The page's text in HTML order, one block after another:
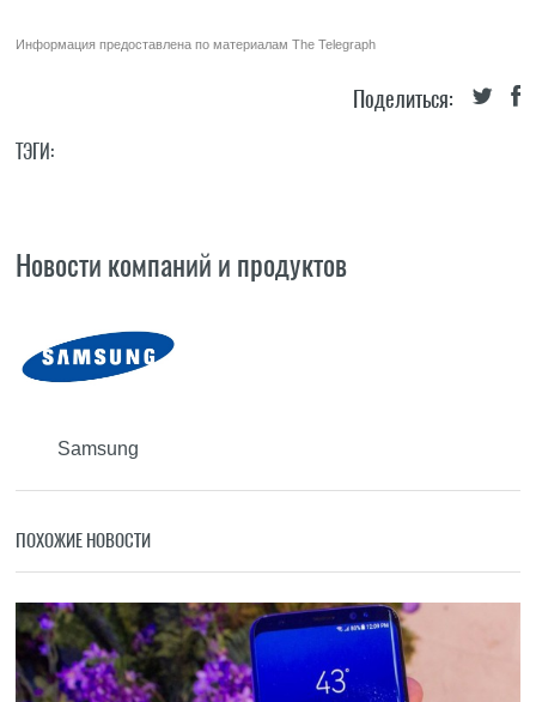
Информация предоставлена по материаламThe Telegraph
Поделиться:
ТЭГИ:
Новости компаний и продуктов
Samsung
ПОХОЖИЕ НОВОСТИ